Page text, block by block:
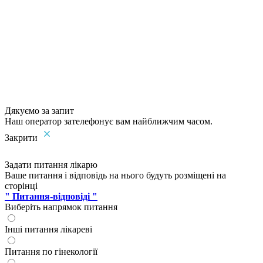
Дякуємо за запит
Наш оператор зателефонує вам найближчим часом.
Закрити
Задати питання лікарю
Ваше питання і відповідь на нього будуть розміщені на
сторінці
" Питання-відповіді "
Виберіть напрямок питання
Інші питання лікареві
Питання по гінекології